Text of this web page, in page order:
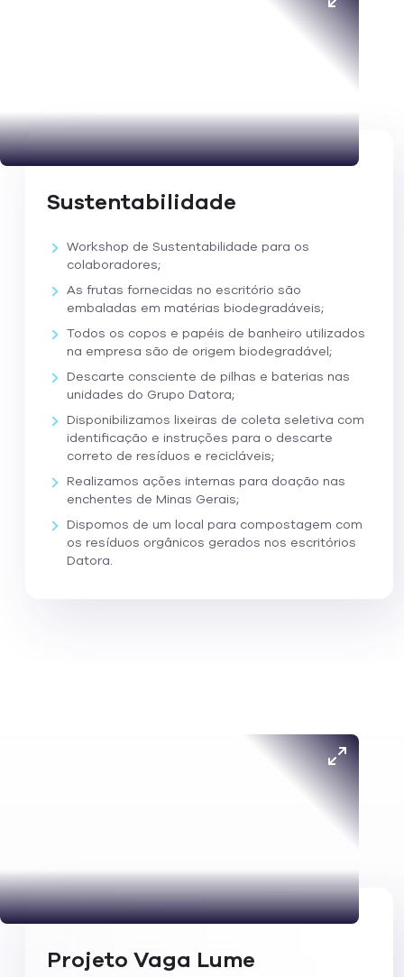
Sustentabilidade
Workshop de Sustentabilidade para os
colaboradores;
As frutas fornecidas no escritório são
embaladas em matérias biodegradáveis;
Todos os copos e papéis de banheiro utilizados
na empresa são de origem biodegradável;
Descarte consciente de pilhas e baterias nas
unidades do Grupo Datora;
Disponibilizamos lixeiras de coleta seletiva com
identificação e instruções para o descarte
correto de resíduos e recicláveis;
Realizamos ações internas para doação nas
enchentes de Minas Gerais;
Dispomos de um local para compostagem com
os resíduos orgânicos gerados nos escritórios
Datora.
Projeto Vaga Lume